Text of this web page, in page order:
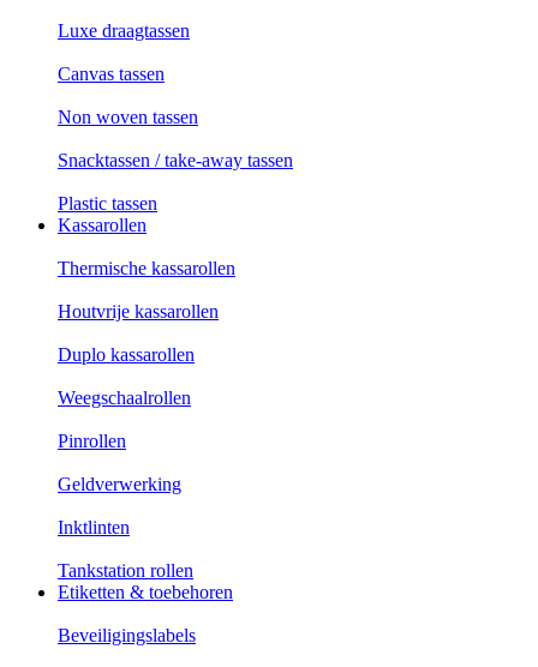
Luxe draagtassen
Canvas tassen
Non woven tassen
Snacktassen / take-away tassen
Plastic tassen
Kassarollen
Thermische kassarollen
Houtvrije kassarollen
Duplo kassarollen
Weegschaalrollen
Pinrollen
Geldverwerking
Inktlinten
Tankstation rollen
Etiketten & toebehoren
Beveiligingslabels